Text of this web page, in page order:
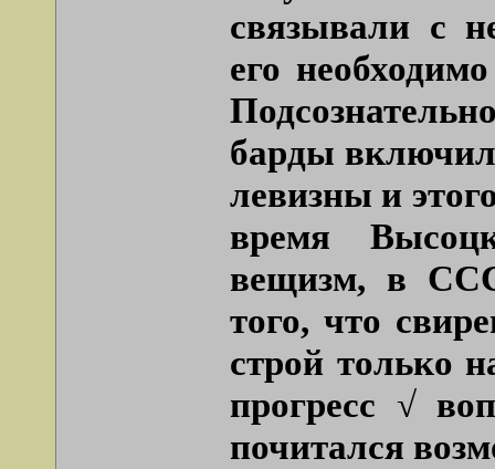
связывали с
его
барды
левизны и
время
вещизм, в
того, что
строй только
прогресс √
почитался